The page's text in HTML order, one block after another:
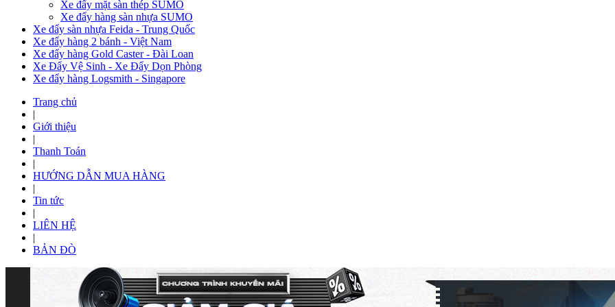
Xe đẩy mặt sàn thép SUMO
Xe đẩy hàng sàn nhựa SUMO
Xe đẩy sàn nhựa Feida - Trung Quốc
Xe đẩy hàng 2 bánh - Việt Nam
Xe đẩy hàng Gold Caster - Đài Loan
Xe Đẩy Vệ Sinh - Xe Đẩy Dọn Phòng
Xe đẩy hàng Logsmith - Singapore
Trang chủ
|
Giới thiệu
|
Thanh Toán
|
HƯỚNG DẪN MUA HÀNG
|
Tin tức
|
LIÊN HỆ
|
BẢN ĐÒ